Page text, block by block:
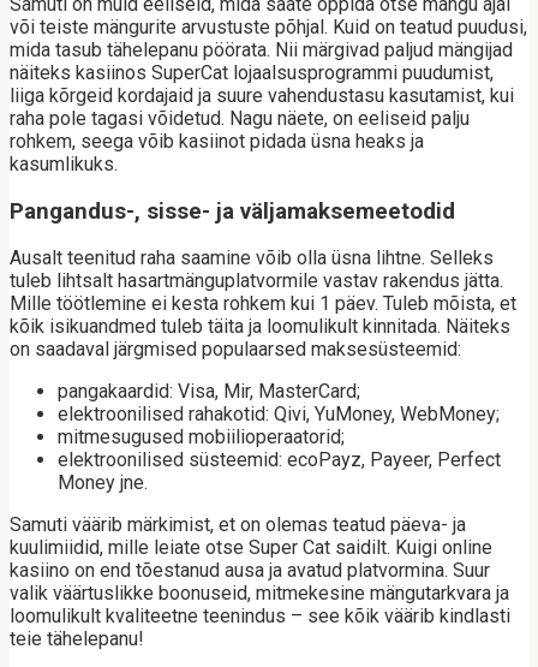
või teiste mängurite arvustuste põhjal. Kuid on teatud puudusi,
mida tasub tähelepanu pöörata. Nii märgivad paljud mängijad
näiteks kasiinos SuperCat lojaalsusprogrammi puudumist,
liiga kõrgeid kordajaid ja suure vahendustasu kasutamist, kui
raha pole tagasi võidetud. Nagu näete, on eeliseid palju
rohkem, seega võib kasiinot pidada üsna heaks ja
kasumlikuks.
Pangandus-, sisse- ja väljamaksemeetodid
Ausalt teenitud raha saamine võib olla üsna lihtne. Selleks
tuleb lihtsalt hasartmänguplatvormile vastav rakendus jätta.
Mille töötlemine ei kesta rohkem kui 1 päev. Tuleb mõista, et
kõik isikuandmed tuleb täita ja loomulikult kinnitada. Näiteks
on saadaval järgmised populaarsed maksesüsteemid:
pangakaardid: Visa, Mir, MasterCard;
elektroonilised rahakotid: Qivi, YuMoney, WebMoney;
mitmesugused mobiilioperaatorid;
elektroonilised süsteemid: ecoPayz, Payeer, Perfect
Money jne.
Samuti väärib märkimist, et on olemas teatud päeva- ja
kuulimiidid, mille leiate otse Super Cat saidilt. Kuigi online
kasiino on end tõestanud ausa ja avatud platvormina. Suur
valik väärtuslikke boonuseid, mitmekesine mängutarkvara ja
loomulikult kvaliteetne teenindus – see kõik väärib kindlasti
teie tähelepanu!